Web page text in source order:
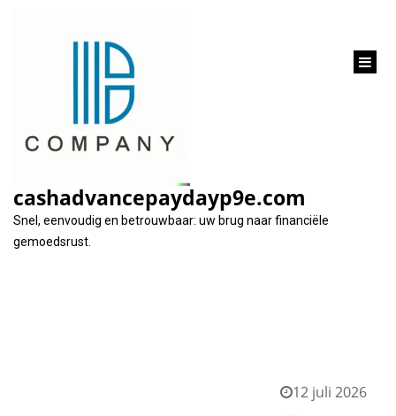
cashadvancepaydayp9e.com
Snel, eenvoudig en betrouwbaar: uw brug naar financiële
gemoedsrust.
Categorie:
12 juli 2026